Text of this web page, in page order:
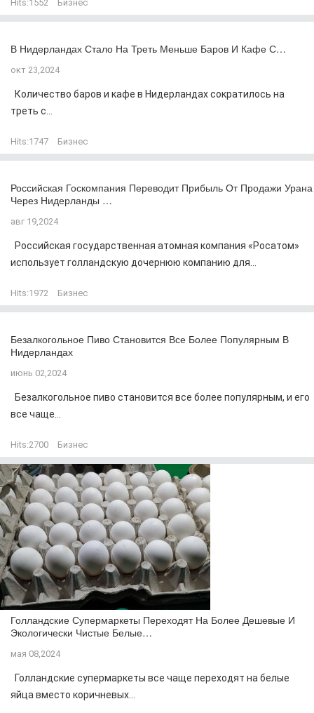
Hits:1552 Бизнес
В Нидерландах Стало На Треть Меньше Баров И Кафе С…
окт 23,2024
Количество баров и кафе в Нидерландах сократилось на
треть с...
Hits:1747 Бизнес
Российская Госкомпания Переводит Прибыль От Продажи Урана
Через Нидерланды …
авг 19,2024
Российская государственная атомная компания «Росатом»
использует голландскую дочернюю компанию для...
Hits:1972 Бизнес
Безалкогольное Пиво Становится Все Более Популярным В
Нидерландах
июнь 02,2024
Безалкогольное пиво становится все более популярным, и его
все чаще...
Hits:2700 Бизнес
Голландские Супермаркеты Переходят На Более Дешевые И
Экологически Чистые Белые…
мая 08,2024
Голландские супермаркеты все чаще переходят на белые
яйца вместо коричневых...